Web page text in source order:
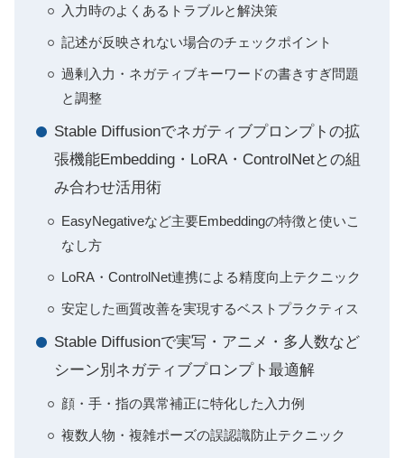
入力時のよくあるトラブルと解決策
記述が反映されない場合のチェックポイント
過剰入力・ネガティブキーワードの書きすぎ問題
と調整
Stable Diffusionでネガティブプロンプトの拡
張機能Embedding・LoRA・ControlNetとの組
み合わせ活用術
EasyNegativeなど主要Embeddingの特徴と使いこ
なし方
LoRA・ControlNet連携による精度向上テクニック
安定した画質改善を実現するベストプラクティス
Stable Diffusionで実写・アニメ・多人数など
シーン別ネガティブプロンプト最適解
顔・手・指の異常補正に特化した入力例
複数人物・複雑ポーズの誤認識防止テクニック